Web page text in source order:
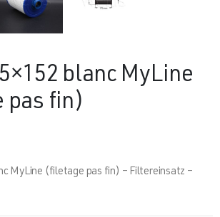
blanc MyLine
pas fin)
MyLine (filetage pas fin) – Filtereinsatz –